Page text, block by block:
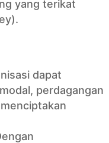
yang terikat
dapat
perdagangan